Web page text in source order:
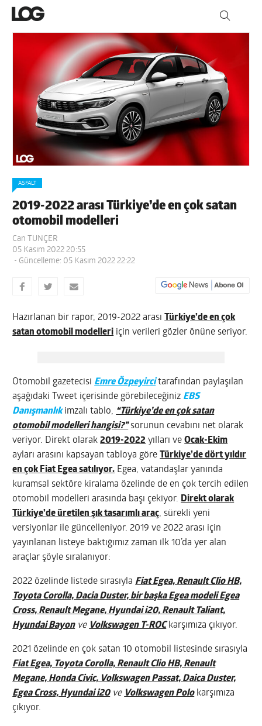
ASFALT
2019-2022 arası Türkiye’de en çok satan
otomobil modelleri
Can TUNÇER
05 Kasım 2022 20:55
- Güncelleme: 05 Kasım 2022 22:22
Hazırlanan bir rapor, 2019-2022 arası
Türkiye’de en çok
satan otomobil modelleri için verileri gözler önüne seriyor.
Otomobil gazetecisi Emre Özpeyircitarafından paylaşılan
aşağıdaki Tweet içerisinde görebileceğiniz EBS
Danışmanlıkimzalı tablo, “Türkiye’de en çok satan
otomobil modelleri hangisi?”sorunun cevabını net olarak
veriyor. Direkt olarak2019-2022 yılları veOcak-Ekim
ayları arasını kapsayan tabloya göre
Türkiye’de dört yıldır
en çok Fiat Egea satılıyor. Egea, vatandaşlar yanında
kuramsal sektöre kiralama özelinde de en çok tercih edilen
otomobil modelleri arasında başı çekiyor. Direkt olarak
Türkiye’de üretilen şık tasarımlı araç, sürekli yeni
versiyonlar ile güncelleniyor. 2019 ve 2022 arası için
yayınlanan listeye baktığımız zaman ilk 10’da yer alan
araçlar şöyle sıralanıyor:
2022 özelinde listede sırasıyla Fiat Egea, Renault Clio HB,
Toyota Corolla, Dacia Duster, bir başka Egea modeli Egea
Cross, Renault Megane, Hyundai i20, Renault Taliant,
Hyundai Bayonve Volkswagen T-ROCkarşımıza çıkıyor.
2021 özelinde en çok satan 10 otomobil listesinde sırasıyla
Fiat Egea, Toyota Corolla, Renault Clio HB, Renault
Megane, Honda Civic, Volkswagen Passat, Daica Duster,
Egea Cross, Hyundai i20ve Volkswagen Polokarşımıza
çıkıyor.